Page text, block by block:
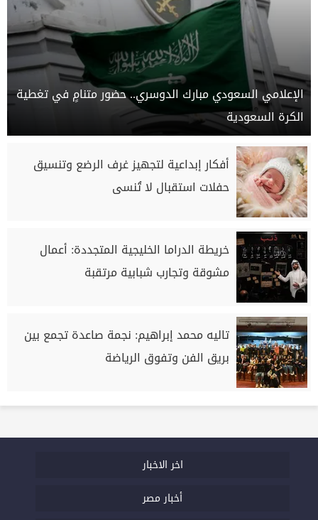
الإعلامي السعودي مبارك الدوسري.. حضور متنامٍ في تغطية
الكرة السعودية
أفكار إبداعية لتجهيز غرف الرضع وتنسيق
حفلات استقبال لا تُنسى
خريطة الدراما الخليجية المتجددة: أعمال
مشوقة وتجارب شبابية مرتقبة
تاليه محمد إبراهيم: نجمة صاعدة تجمع بين
بريق الفن وتفوق الرياضة
اخر الاخبار
أخبار مصر